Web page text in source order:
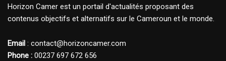
Horizon Camer est un portail d'actualités proposant des
contenus objectifs et alternatifs sur le Cameroun et le monde.
Email : contact@horizoncamer.com
Phone : 00237 697 672 656